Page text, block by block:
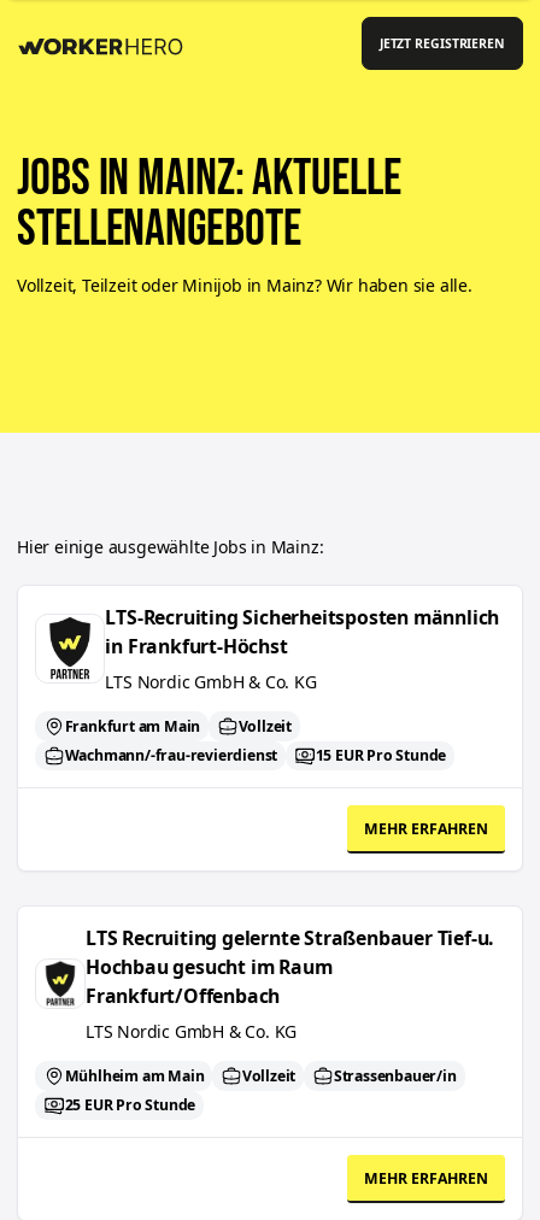
JETZT REGISTRIEREN
Jobs in Mainz: aktuelle
Stellenangebote
Vollzeit, Teilzeit oder Minijob in Mainz? Wir haben sie alle.
Hier einige ausgewählte Jobs in Mainz:
LTS-Recruiting Sicherheitsposten männlich in Frankfurt-Höchst
LTS-Recruiting Sicherheitsposten männlich
in Frankfurt-Höchst
LTS Nordic GmbH & Co. KG
Frankfurt am Main
Vollzeit
Wachmann/-frau-revierdienst
15 EUR Pro Stunde
MEHR ERFAHREN
LTS Recruiting gelernte Straßenbauer Tief-u. Hochbau gesucht
LTS Recruiting gelernte Straßenbauer Tief-u.
Hochbau gesucht im Raum
Frankfurt/Offenbach
LTS Nordic GmbH & Co. KG
Mühlheim am Main Vollzeit
Strassenbauer/in
25 EUR Pro Stunde
MEHR ERFAHREN